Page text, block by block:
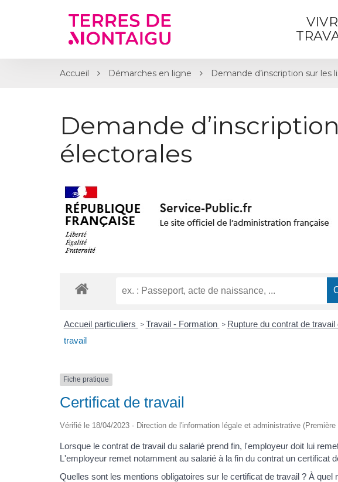
Accueil Démarches en ligne Demande d’inscription sur les
Demande
électorales
Accueil particuliers > Travail - Formation > Rupture du contrat de
travail
Fiche pratique
Certificat de travail
Vérifié le 18/04/2023 - Direction de l'information légale et administrative (Première
Lorsque le contrat de travail du salarié prend fin, l'employeur doit lui
L'employeur remet notamment au salarié à la fin du contrat un certificat
Quelles sont les mentions obligatoires sur le certificat de travail ? À